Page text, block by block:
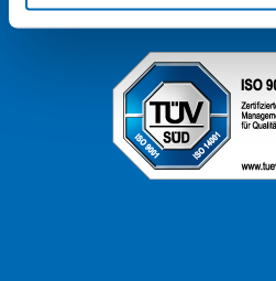
Ansprechpartner finden